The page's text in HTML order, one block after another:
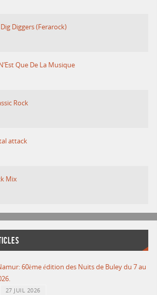
Diggers (Ferarock)
Que De La Musique
Rock
attack
Mix
60ème édition des Nuits de Buley du 7 au
27 JUIL 2026